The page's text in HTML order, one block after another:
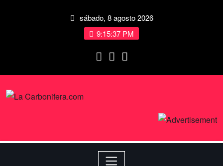
sábado, 8 agosto 2026
9:15:38 PM